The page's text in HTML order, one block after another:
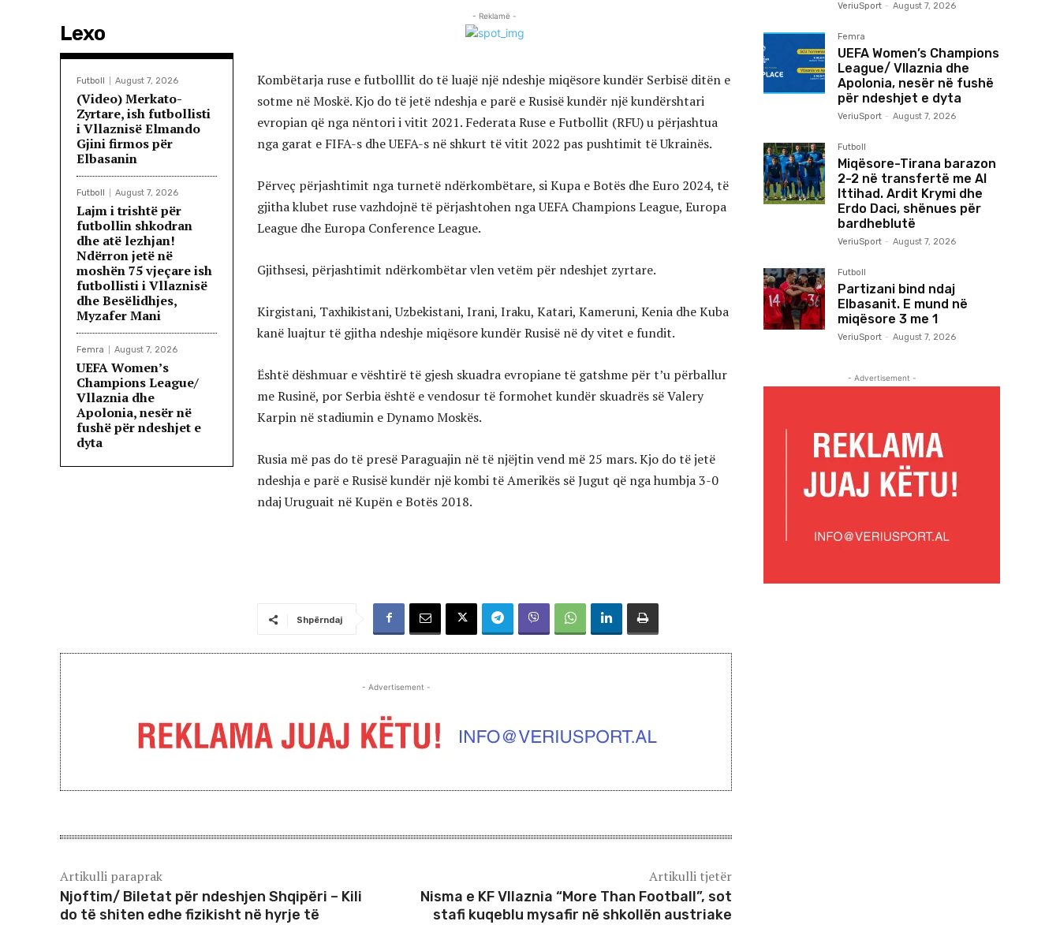
Lexo
Futboll August 7, 2026
(Video) Merkato-
Zyrtare, ish futbollisti
i Vllaznisë Elmando
Gjini firmos për
Elbasanin
Futboll August 7, 2026
Lajm i trishtë për
futbollin shkodran
dhe atë lezhjan!
Ndërron jetë në
moshën 75 vjeçare ish
futbollisti i Vllaznisë
dhe Besëlidhjes,
Myzafer Mani
Femra August 7, 2026
UEFA Women’s
Champions League/
Vllaznia dhe
Apolonia, nesër në
fushë për ndeshjet e
dyta
- Reklamë -
Kombëtarja ruse e futbolllit do të luajë një ndeshje miqësore kundër Serbisë ditën e
sotme në Moskë. Kjo do të jetë ndeshja e parë e Rusisë kundër një kundërshtari
evropian që nga nëntori i vitit 2021. Federata Ruse e Futbollit (RFU) u përjashtua
nga garat e FIFA-s dhe UEFA-s në shkurt të vitit 2022 pas pushtimit të Ukrainës.
Përveç përjashtimit nga turnetë ndërkombëtare, si Kupa e Botës dhe Euro 2024, të
gjitha klubet ruse vazhdojnë të përjashtohen nga UEFA Champions League, Europa
League dhe Europa Conference League.
Gjithsesi, përjashtimit ndërkombëtar vlen vetëm për ndeshjet zyrtare.
Kirgistani, Taxhikistani, Uzbekistani, Irani, Iraku, Katari, Kameruni, Kenia dhe Kuba
kanë luajtur të gjitha ndeshje miqësore kundër Rusisë në dy vitet e fundit.
Është dëshmuar e vështirë të gjesh skuadra evropiane të gatshme për t’u përballur
me Rusinë, por Serbia është e vendosur të formohet kundër skuadrës së Valery
Karpin në stadiumin e Dynamo Moskës.
Rusia më pas do të presë Paraguajin në të njëjtin vend më 25 mars. Kjo do të jetë
ndeshja e parë e Rusisë kundër një kombi të Amerikës së Jugut që nga humbja 3-0
ndaj Uruguait në Kupën e Botës 2018.
Shpërndaj
- Advertisement -
Artikulli paraprak
Njoftim/ Biletat për ndeshjen Shqipëri – Kili
do të shiten edhe fizikisht në hyrje të
Artikulli tjetër
Nisma e KF Vllaznia “More Than Football”, sot
stafi kuqeblu mysafir në shkollën austriake
VeriuSport - August 7, 2026
Femra
UEFA Women’s Champions
League/ Vllaznia dhe
Apolonia, nesër në fushë
për ndeshjet e dyta
VeriuSport - August 7, 2026
Futboll
Miqësore-Tirana barazon
2-2 në transfertë me Al
Ittihad. Ardit Krymi dhe
Erdo Daci, shënues për
bardheblutë
VeriuSport - August 7, 2026
Futboll
Partizani bind ndaj
Elbasanit. E mund në
miqësore 3 me 1
VeriuSport - August 7, 2026
- Advertisement -